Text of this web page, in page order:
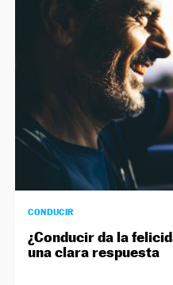
CONDUCIR
¿Conducir da la
una clara respuesta